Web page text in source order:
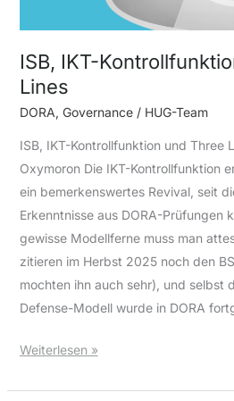
ISB, IKT-
Lines
DORA, Governance/ HUG-Team
ISB, IKT-Kontrollfunktion und Three
Oxymoron Die IKT-Kontrollfunktion
ein bemerkenswertes Revival, seit
Erkenntnisse aus DORA-
gewisse Modellferne muss man
zitieren im Herbst 2025 noch den
mochten ihn auch sehr), und selbst
Defense-Modell wurde in DORA
Weiterlesen »